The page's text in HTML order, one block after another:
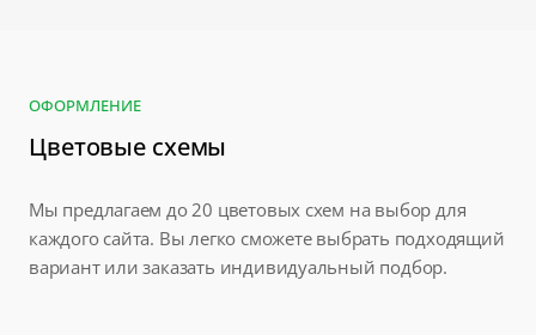
ОФОРМЛЕНИЕ
Цветовые схемы
Мы предлагаем до 20 цветовых схем на выбор для
каждого сайта. Вы легко сможете выбрать подходящий
вариант или заказать индивидуальный подбор.